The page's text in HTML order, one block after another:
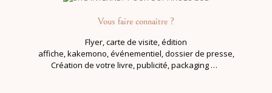
Vous faire connaître ?
Flyer, carte de visite, édition
affiche, kakemono, événementiel, dossier de presse,
Création de votre livre, publicité, packaging …